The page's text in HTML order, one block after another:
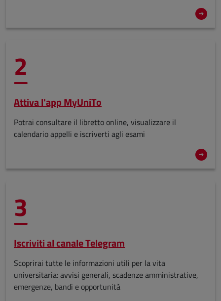
2
Attiva l'app MyUniTo
Potrai consultare il libretto online, visualizzare il
calendario appelli e iscriverti agli esami
3
Iscriviti al canale Telegram
Scoprirai tutte le informazioni utili per la vita
universitaria: avvisi generali, scadenze amministrative,
emergenze, bandi e opportunità